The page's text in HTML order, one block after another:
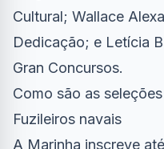
Cultural; Wallace
Dedicação; e Letícia
Gran Concursos.
Como são as seleções
Fuzileiros navais
A Marinha inscreve